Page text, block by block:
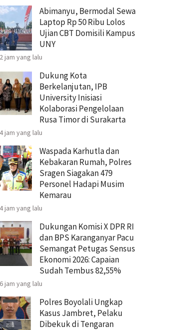
Abimanyu, Bermodal Sewa
Laptop Rp 50 Ribu Lolos
Ujian CBT Domisili Kampus
UNY
jam yang lalu
Dukung Kota
Berkelanjutan, IPB
University Inisiasi
Kolaborasi Pengelolaan
Rusa Timor di Surakarta
jam yang lalu
Waspada Karhutla dan
Kebakaran Rumah, Polres
Sragen Siagakan 479
Personel Hadapi Musim
Kemarau
jam yang lalu
Dukungan Komisi X DPR RI
dan BPS Karanganyar Pacu
Semangat Petugas Sensus
Ekonomi 2026: Capaian
Sudah Tembus 82,55%
jam yang lalu
Polres Boyolali Ungkap
Kasus Jambret, Pelaku
Dibekuk di Tengaran